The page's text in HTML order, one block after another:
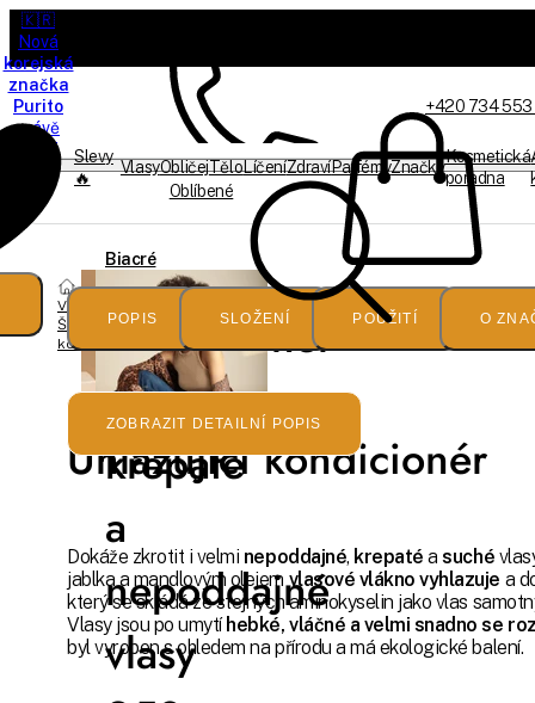
🇰🇷
Nová
korejská
značka
Purito
právě
dorazila
+420 734
Oblíbené
Slevy
🔥
VlasyObličejTěloLíčeníZdravíParfémyZnačky
Kosmetická
poradna
Vlasy
Šampóny a
kondicionéry
Biacré
Kondicionér
pro
krepaté
a
nepoddajné
vlasy
POPIS SLOŽENÍ POUŽITÍ O
ZOBRAZIT DETAILNÍ POPIS
Uhlazující kondicionér
Dokáže zkrotit i velmi nepoddajné, krepaté asuché
jablka a mandlovým olejem vlasové vlákno vyhlazuje a
který se skládá ze stejných aminokyselin jako vlas
Vlasy jsou po umytí hebké, vláčné a velmi snadno se
byl vyroben s ohledem na přírodu a má ekologické balení.